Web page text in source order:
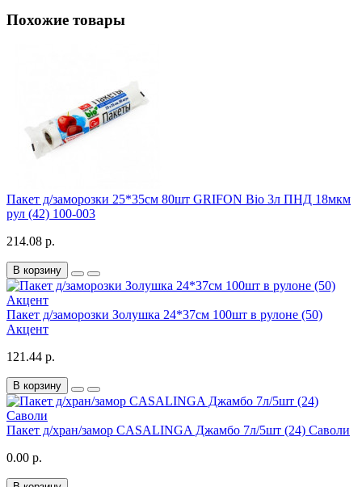
Похожие товары
Пакет д/заморозки 25*35см 80шт GRIFON Bio 3л ПНД 18мкм
рул (42) 100-003
214.08 р.
В корзину
Пакет д/заморозки Золушка 24*37см 100шт в рулоне (50)
Акцент
121.44 р.
В корзину
Пакет д/хран/замор CASALINGA Джамбо 7л/5шт (24) Саволи
0.00 р.